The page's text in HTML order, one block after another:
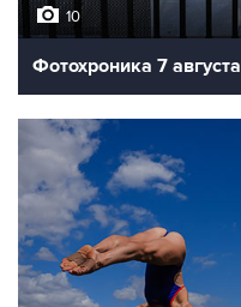
10
Фотохроника 7 августа